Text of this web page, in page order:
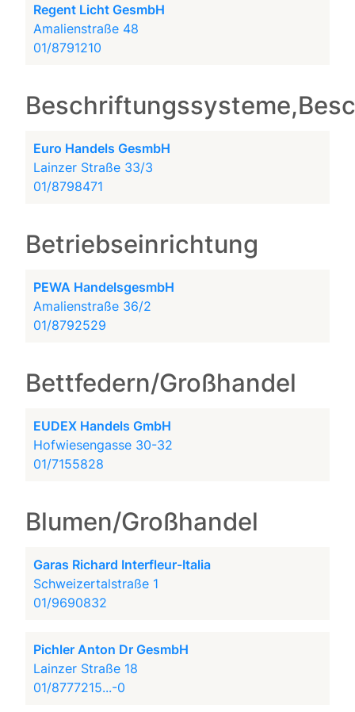
Regent Licht GesmbH
Amalienstraße 48
01/8791210
Euro Handels GesmbH
Lainzer Straße 33/3
01/8798471
Betriebseinrichtung
PEWA HandelsgesmbH
Amalienstraße 36/2
01/8792529
Bettfedern/Großhandel
EUDEX Handels GmbH
Hofwiesengasse 30-32
01/7155828
Blumen/Großhandel
Garas Richard Interfleur-Italia
Schweizertalstraße 1
01/9690832
Pichler Anton Dr GesmbH
Lainzer Straße 18
01/8777215...-0